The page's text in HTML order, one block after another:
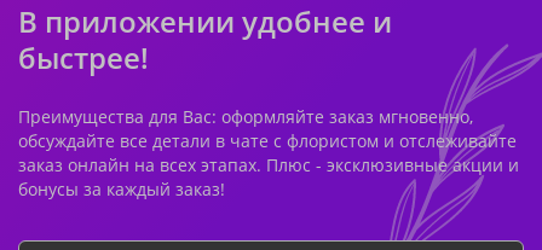
В приложении удобнее и
быстрее!
Преимущества для Вас: оформляйте заказ мгновенно,
обсуждайте все детали в чате с флористом и отслеживайте
заказ онлайн на всех этапах. Плюс - эксклюзивные акции и
бонусы за каждый заказ!